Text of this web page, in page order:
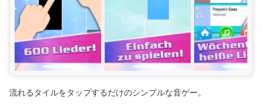
流れるタイルをタップするだけのシンプルな音ゲー。